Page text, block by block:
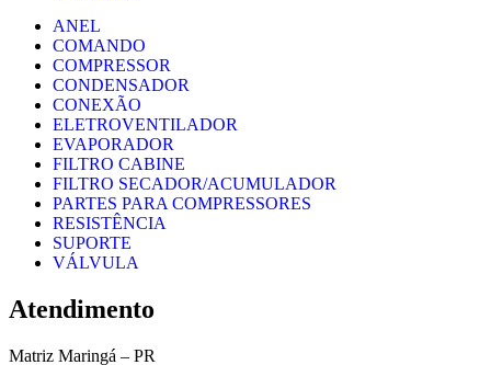
ANEL
COMANDO
COMPRESSOR
CONDENSADOR
CONEXÃO
ELETROVENTILADOR
EVAPORADOR
FILTRO CABINE
FILTRO SECADOR/ACUMULADOR
PARTES PARA COMPRESSORES
RESISTÊNCIA
SUPORTE
VÁLVULA
Atendimento
Matriz Maringá – PR